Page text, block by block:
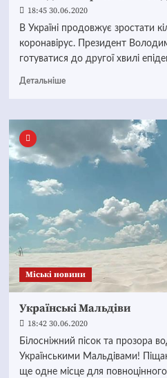
18:45 30.06.2020
В Україні продовжує зростати
коронавірус. Президент
готуватися до другої хвилі
Детальніше
Mіські новини
Українські Мальдіви
18:42 30.06.2020
Білосніжний пісок та прозора
Українськими Мальдівами!
ще одне місце для повноцінного